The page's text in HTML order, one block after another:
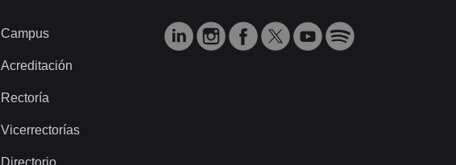
Campus
Acreditación
Rectoría
Vicerrectorías
Directorio